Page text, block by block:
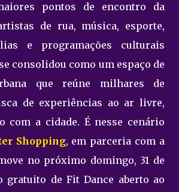
pontos de encontro da
de rua, música, esporte,
e programações culturais
consolidou como um espaço de
que reúne milhares de
de experiências ao ar livre,
com a cidade. É nesse cenário
Shopping, em parceria com a
no próximo domingo, 31 de
gratuito de Fit Dance aberto ao